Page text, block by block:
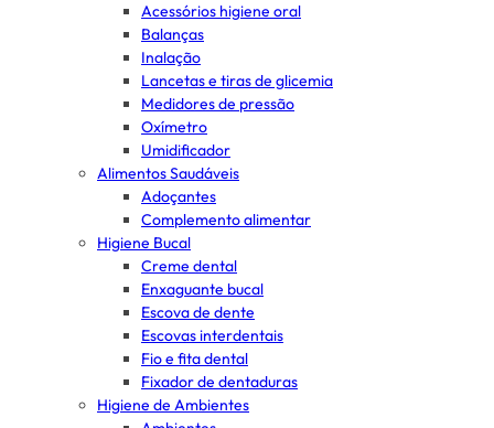
Acessórios higiene oral
Balanças
Inalação
Lancetas e tiras de glicemia
Medidores de pressão
Oxímetro
Umidificador
Alimentos Saudáveis
Adoçantes
Complemento alimentar
Higiene Bucal
Creme dental
Enxaguante bucal
Escova de dente
Escovas interdentais
Fio e fita dental
Fixador de dentaduras
Higiene de Ambientes